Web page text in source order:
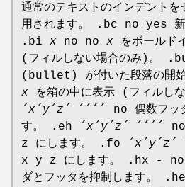
通常のテキストのインデントを
用されます。 .bc no yes 新
.bi x no no x をボールド
(フィルしない場合のみ)。
(bullet) が付いた段落の開
x を箱の中に表示 (フィルし
´x´y´z´
´´´´ no 偶数フ
す。 .eh
´x´y´z´
´´´´
z にします。 .fo
´x´y´z´
x y z にします。 .hx - no
ダとフッタを抑制します。